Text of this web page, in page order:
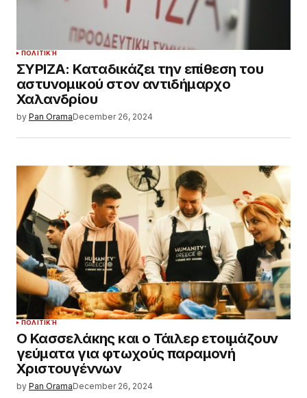
ΠΟΛΙΤΙΚΉ
ΣΥΡΙΖΑ: Καταδικάζει την επίθεση του
αστυνομικού στον αντιδήμαρχο
Χαλανδρίου
by Pan OramaDecember 26, 2024
ΠΟΛΙΤΙΚΉ
Ο Κασσελάκης και ο Τάιλερ ετοιμάζουν
γεύματα για φτωχούς παραμονή
Χριστουγέννων
by Pan OramaDecember 26, 2024